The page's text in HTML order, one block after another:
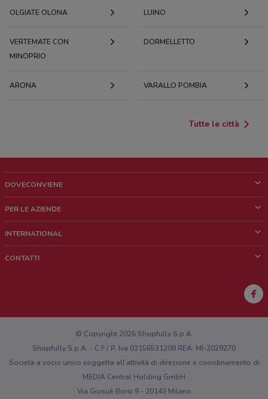
OLGIATE OLONA LUINO
VERTEMATE CON
MINOPRIO
DORMELLETTO
ARONA VARALLO POMBIA
Tutte le città
DOVECONVIENE
Chi siamo
Lavora con noi
PER LE AZIENDE
Richieste commerciali e marketing
INTERNATIONAL
CONTATTI
Hai un malfunzionamento sul web o sull'app?
© Copyright 2026 Shopfully S.p.A.
Shopfully S.p.A. - C.F / P. Iva 03156531208 REA: MI-2029270
Società a socio unico soggetta all’attività di direzione e coordinamento di
MEDIA Central Holding GmbH
Via Giosuè Borsi 9 - 20143 Milano